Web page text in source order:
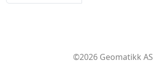
©2026 Geomatikk AS